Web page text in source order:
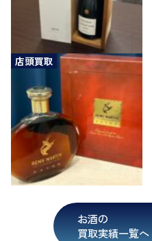
店頭買取
お酒の
買取実績一覧へ